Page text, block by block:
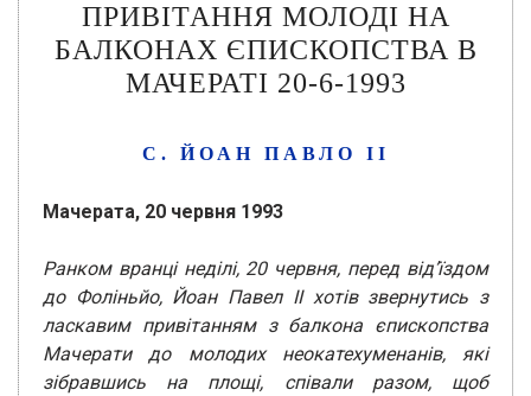
ПРИВІТАННЯ МОЛОДІ НА
БАЛКОНАХ ЄПИСКОПСТВА В
МАЧЕРАТІ 20-6-1993
С. ЙОАН ПАВЛО ІІ
Мачерата, 20 червня 1993
Ранком вранці неділі, 20 червня, перед від’їздом
до Фоліньйо, Йоан Павел ІІ хотів звернутись з
ласкавим привітанням з балкона єпископства
Мачерати до молодих неокатехуменанів, які
зібравшись на площі, співали разом, щоб